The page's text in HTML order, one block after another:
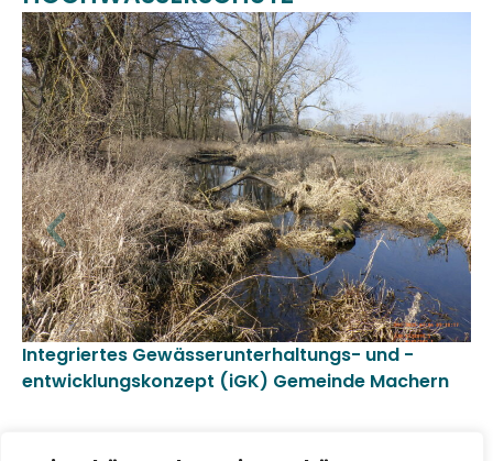
Integriertes Gewässerunterhaltungs- und -
entwicklungskonzept (iGK) Gemeinde Machern